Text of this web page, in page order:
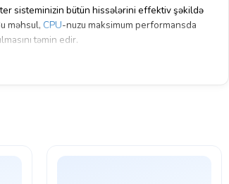
sisteminizin bütün hissələrini effektiv şəkildə
məhsul, CPU-nuzu maksimum performansda
təmin edir.